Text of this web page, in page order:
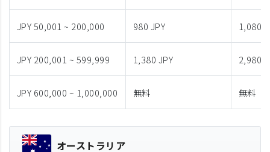
JPY 50,001 ~ 200,000 980 JPY 1,080
JPY 200,001 ~ 599,999 1,380 JPY 2,980
JPY 600,000 ~ 1,000,000 無料 無料
オーストラリア